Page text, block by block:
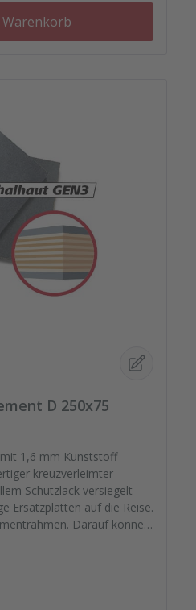
Warenkorb
D 250x75
1,6 mm Kunststoff
kreuzverleimter
Schutzlack versiegelt
Ersatzplatten auf die Reise.
Darauf können